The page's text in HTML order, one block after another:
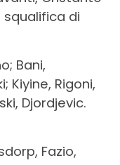
di
Bani,
Kiyine, Rigoni,
Djordjevic.
Fazio,